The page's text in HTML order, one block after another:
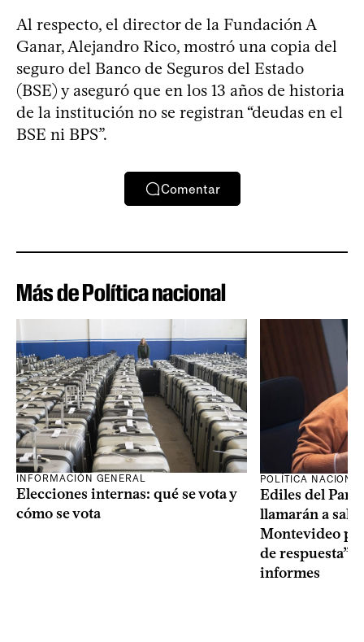
Al respecto, el director de la Fundación A
Ganar, Alejandro Rico, mostró una copia del
seguro del Banco de Seguros del Estado
(BSE) y aseguró que en los 13 años de historia
de la institución no se registran “deudas en el
BSE ni BPS”.
Comentar
Más de Política nacional
INFORMACIÓN GENERAL
Elecciones internas: qué se vota y
cómo se vota
POLÍTICA
Ediles del
llamarán a sala
Montevideo
de respuesta”
informes